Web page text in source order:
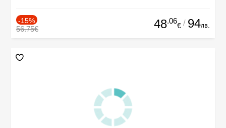
-15%
56.75€ 48.06
€ / 94лв.